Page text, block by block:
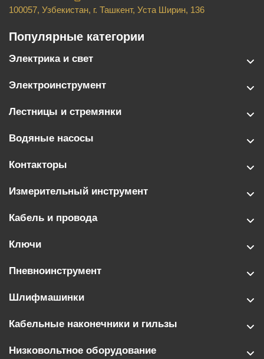
100057, Узбекистан, г. Ташкент, Уста Ширин, 136
Популярные категории
Электрика и свет
Электроинструмент
Лестницы и стремянки
Водяные насосы
Контакторы
Измерительный инструмент
Кабель и провода
Ключи
Пневноинструмент
Шлифмашинки
Кабельные наконечники и гильзы
Низковольтное оборудование